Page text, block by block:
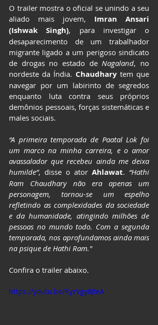
O trailer mostra o oficial se unindo a seu
aliado mais jovem, Imran Ansari
(Ishwak Singh), para investigar o
desaparecimento de um trabalhador
migrante ligado a um perigoso sindicato
de drogas no estado de Nagaland, no
nordeste da Índia. Chaudhary tem que
navegar por um labirinto de segredos
enquanto luta contra seus próprios
demônios pessoais, forças sistemáticas e
males sociais.
“A primeira temporada de Paatal Lok foi
um marco na minha carreira, e o amor
avassalador que recebeu ainda me deixa
humilde”, disse o ator Ahlawat. “Hathi
Ram Chaudhary não era apenas um
personagem, tornou-se um espelho
refletindo as complexidades da sociedade
e da humanidade, atingindo milhões de
pessoas no mundo todo. Com a segunda
temporada, nos aprofundamos ainda mais
na psique de Hathi Ram."
Confira o trailer abaixo.
https://youtu.be/RyzVgy8JteA